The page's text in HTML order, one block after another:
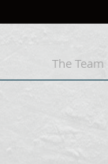
The Team